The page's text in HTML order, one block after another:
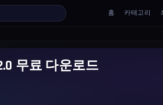
홈 카테고리
무료 다운로드